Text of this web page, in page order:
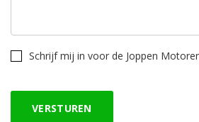
Schrijf mij in voor de Joppen